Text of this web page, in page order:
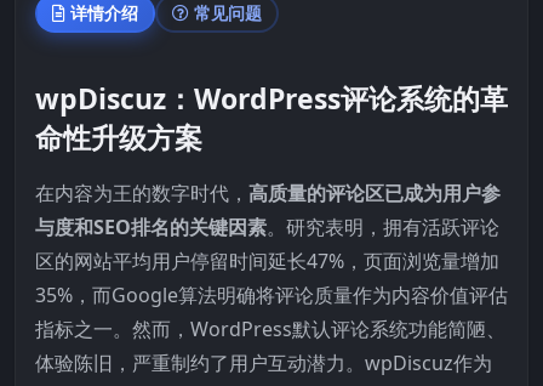
详情介绍 常见问题
wpDiscuz：WordPress评论系统的革
命性升级方案
在内容为王的数字时代， 高质量的评论区已成为用户参
与度和SEO排名的关键因素。研究表明，拥有活跃评论
区的网站平均用户停留时间延长47%，页面浏览量增加
35%，而Google算法明确将评论质量作为内容价值评估
指标之一。然而，WordPress默认评论系统功能简陋、
体验陈旧，严重制约了用户互动潜力。wpDiscuz作为